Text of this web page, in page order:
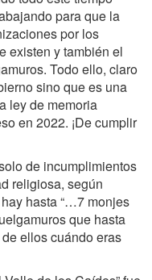
para que la
por los
existen y también el
Todo ello, claro
sino que es una
ley de memoria
en 2022. ¡De cumplir
de incumplimientos
religiosa, según
hasta “…7 monjes
que hasta
ellos cuándo eras